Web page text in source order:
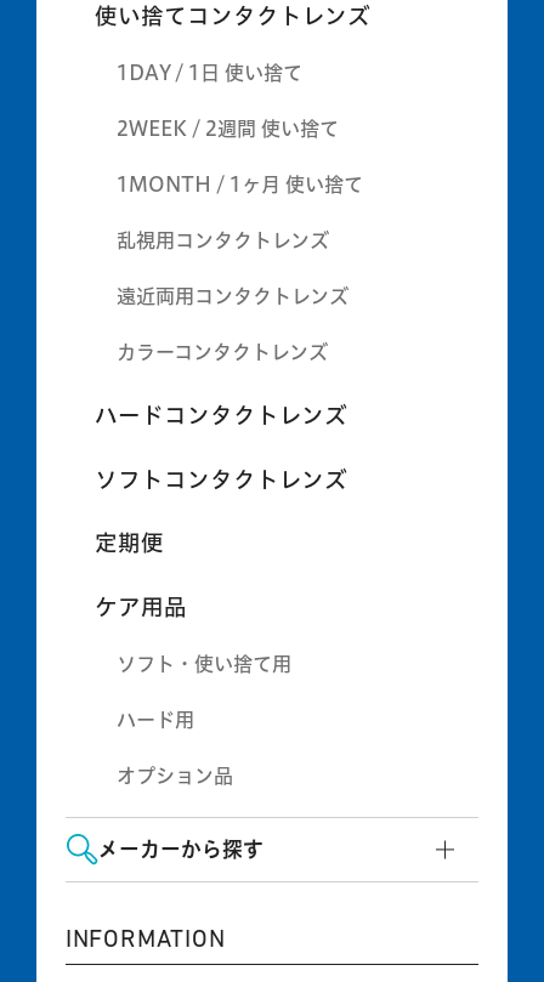
使い捨てコンタクトレンズ
1DAY / 1日 使い捨て
2WEEK / 2週間 使い捨て
1MONTH / 1ヶ月 使い捨て
乱視用コンタクトレンズ
遠近両用コンタクトレンズ
カラーコンタクトレンズ
ハードコンタクトレンズ
ソフトコンタクトレンズ
定期便
ケア用品
ソフト・使い捨て用
ハード用
オプション品
メーカーから探す
INFORMATION